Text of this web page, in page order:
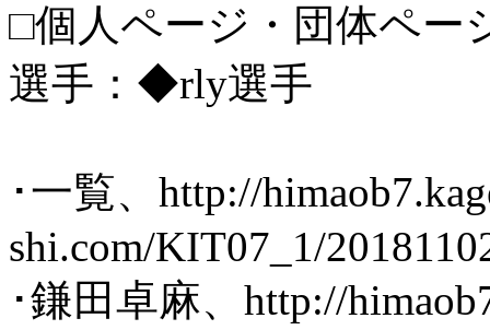
□個人ページ・団体ペー
選手：◆rly選手
･一覧、http://
shi.com/KIT07_1/
･鎌田卓麻、http://